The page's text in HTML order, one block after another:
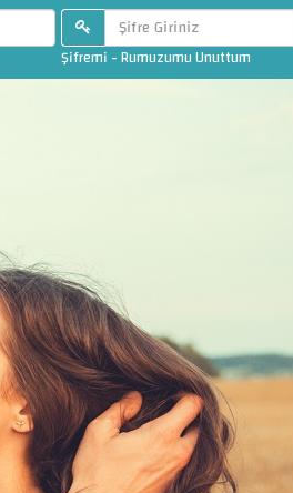
Şifremi - Rumuzumu Unuttum